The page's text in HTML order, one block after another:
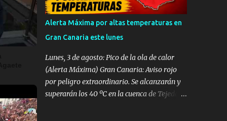
Beach. A pesar de la rápida intervención y
del amplio despliegue de recursos de
emergencias desplazados hasta el
establecimiento hotelero, las intensas
maniobras de reanimación cardiopulmonar
practicadas no lograron revertir el cuadro,
confirmándose finalmente su fallecimiento.
Operativo aéreo en el Muelle de La
Alerta Máxima por altas temperaturas en
Gran Canaria este lunes
Lunes, 3 de agosto: Pico de la ola de calor
(Alerta Máxima) Gran Canaria: Aviso rojo
por peligro extraordinario. Se alcanzarán y
superarán los 40 ºC en la cuenca de Tejeda y